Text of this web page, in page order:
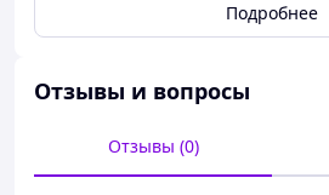
Подробнее
Отзывы и вопросы
Отзывы (0)